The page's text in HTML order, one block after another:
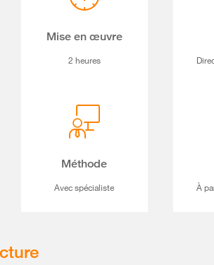
Mise en œuvre
2 heures
Méthode
Avec spécialiste À